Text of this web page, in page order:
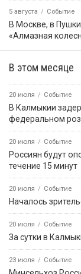
5 августа Событие
В Москве, в
«Алмазная
В этом месяце
20 июля Событие
В Калмыкии
федеральном
20 июля Событие
Россиян будут
течение 15 минут
20 июля Событие
Началось
20 июля Событие
За сутки в
23 июля Событие